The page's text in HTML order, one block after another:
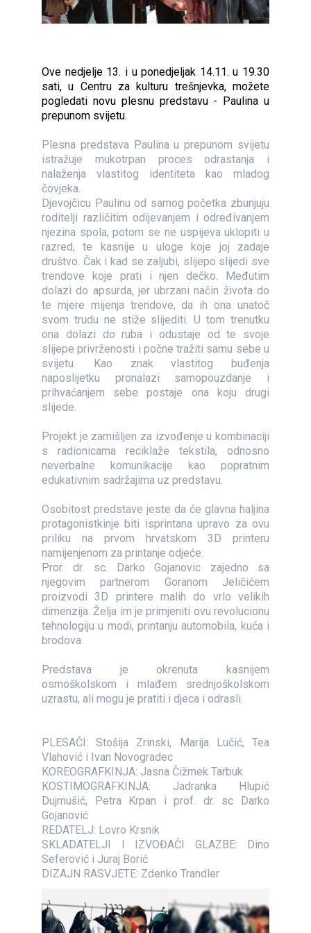
Ove nedjelje 13. i u ponedjeljak 14.11. u 19.30
sati, u Centru za kulturu trešnjevka, možete
pogledati novu plesnu predstavu - Paulina u
prepunom svijetu.
Plesna predstava Paulina u prepunom svijetu
istražuje mukotrpan proces odrastanja i
nalaženja vlastitog identiteta kao mladog
čovjeka.
Djevojčicu Paulinu od samog početka zbunjuju
roditelji različitim odijevanjem i određivanjem
njezina spola, potom se ne uspijeva uklopiti u
razred, te kasnije u uloge koje joj zadaje
društvo. Čak i kad se zaljubi, slijepo slijedi sve
trendove koje prati i njen dečko. Međutim
dolazi do apsurda, jer ubrzani način života do
te mjere mijenja trendove, da ih ona unatoč
svom trudu ne stiže slijediti. U tom trenutku
ona dolazi do ruba i odustaje od te svoje
slijepe privrženosti i počne tražiti samu sebe u
svijetu. Kao znak vlastitog buđenja
naposlijetku pronalazi samopouzdanje i
prihvaćanjem sebe postaje ona koju drugi
slijede.
Projekt je zamišljen za izvođenje u kombinaciji
s radionicama reciklaže tekstila, odnosno
neverbalne komunikacije kao popratnim
edukativnim sadržajima uz predstavu.
Osobitost predstave jeste da će glavna haljina
protagonistkinje biti isprintana upravo za ovu
priliku na prvom hrvatskom 3D printeru
namijenjenom za printanje odjeće.
Pror. dr. sc. Darko Gojanovic zajedno sa
njegovim partnerom Goranom Jeličićem
proizvodi 3D printere malih do vrlo velikih
dimenzija. Želja im je primjeniti ovu revolucionu
tehnologiju u modi, printanju automobila, kuća i
brodova.
Predstava je okrenuta kasnijem
osmoškolskom i mlađem srednjoškolskom
uzrastu, ali mogu je pratiti i djeca i odrasli.
PLESAČI: Stošija Zrinski, Marija Lučić, Tea
Vlahović i Ivan Novogradec
KOREOGRAFKINJA: Jasna Čižmek Tarbuk
KOSTIMOGRAFKINJA: Jadranka Hlupić
Dujmušić, Petra Krpan i prof. dr. sc Darko
Gojanović
REDATELJ: Lovro Krsnik
SKLADATELJI I IZVOĐAČI GLAZBE: Dino
Seferović i Juraj Borić
DIZAJN RASVJETE: Zdenko Trandler